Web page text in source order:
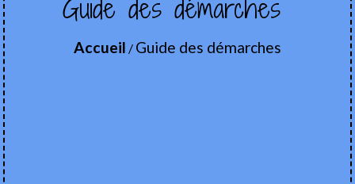
Guide des démarches
Accueil / Guide des démarches